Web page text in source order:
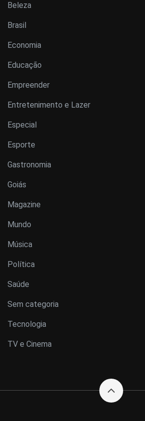
Beleza
Brasil
Economia
Educação
Empreender
Entretenimento e Lazer
Especial
Esporte
Gastronomia
Goiás
Magazine
Mundo
Música
Política
Saúde
Sem categoria
Tecnologia
TV e Cinema